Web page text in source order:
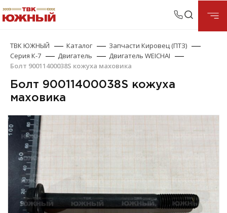
ТВК ЮЖНЫЙ Каталог
Запчасти Кировец (ПТЗ)
Серия К-7
Двигатель
Двигатель WEICHAI
Болт 90011400038S кожуха маховика
Болт 90011400038S кожуха
маховика